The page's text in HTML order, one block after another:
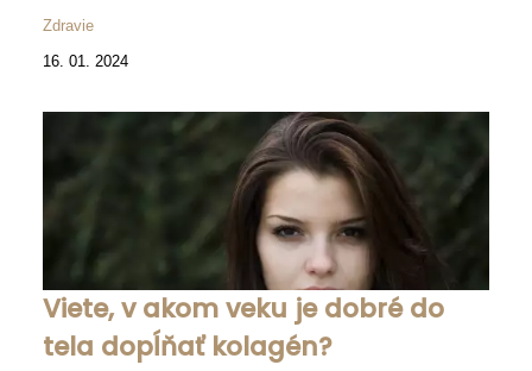
Zdravie
16. 01. 2024
Viete, v akom veku je dobré do
tela dopĺňať kolagén?